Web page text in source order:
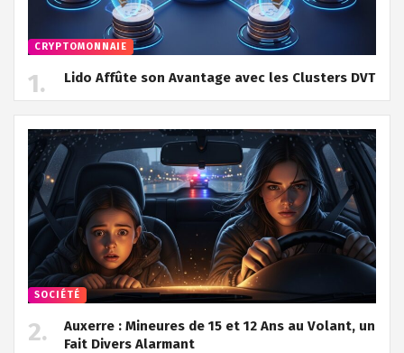
CRYPTOMONNAIE
Lido Affûte son Avantage avec les Clusters DVT
SOCIÉTÉ
Auxerre : Mineures de 15 et 12 Ans au Volant, un
Fait Divers Alarmant